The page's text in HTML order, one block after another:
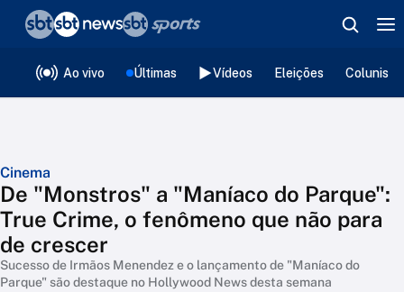
Ao vivo Últimas Vídeos Eleições
Cinema
De "Monstros" a "Maníaco do Parque":
True Crime, o fenômeno que não para
de crescer
Sucesso de Irmãos Menendez e o lançamento de "Maníaco do
Parque" são destaque no Hollywood News desta semana
❮voltar
Editorias